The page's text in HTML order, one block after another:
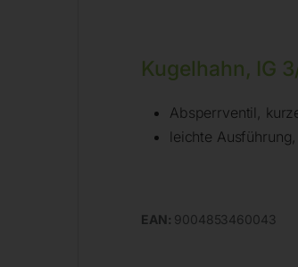
Kugelhahn, IG
Absperrventil,
leichte Ausführung,
EAN: 9004853460043